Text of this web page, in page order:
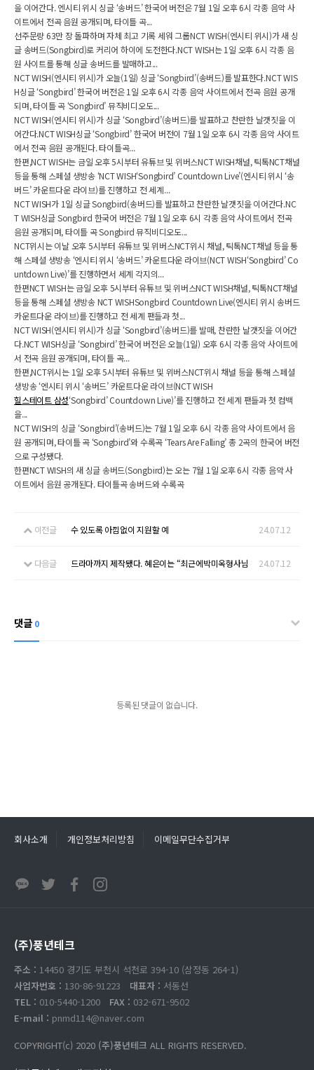
을 이어간다. 엔시티 위시 싱글 ‘송버드’ 한국어 버전은 7월 1일 오후 6시 각종 음악 사
이트에서 전곡 음원 공개되며, 타이틀 곡...
선주문량 63만 장 돌파하며 자체 최고 기록 세워 그룹NCT WISH(엔시티 위시)가 새 싱
글 송버드(Songbird)로 커리어 하이에 도전한다.NCT WISH는 1일 오후 6시 각종 음
원 사이트를 통해 싱글 송버드를 발매하고...
NCT WISH(엔시티 위시)가 오늘(1일) 싱글 ‘Songbird’(송버드)를 발표한다.NCT WIS
H싱글 ‘Songbird’ 한국어 버전은 1일 오후 6시 각종 음악 사이트에서 전곡 음원 공개
되며, 타이틀 곡 ‘Songbird’ 뮤직비디오도...
NCT WISH(엔시티 위시)가 싱글 ‘Songbird’(송버드)를 발표하고 찬란한 날갯짓을 이
어간다.NCT WISH싱글 ‘Songbird’ 한국어 버전이 7월 1일 오후 6시 각종 음악 사이트
에서 전곡 음원 공개된다. 타이틀곡...
한편,NCT WISH는 금일 오후 5시부터 유튜브 및 위버스NCT WISH채널, 틱톡NCT채널
등을 통해 스페셜 생방송 ‘NCT WISH‘Songbird’ Countdown Live’(엔시티 위시 ‘송
버드’ 카운트다운 라이브)를 진행하고 전 세계...
NCT WISH가 1일 싱글 Songbird(송버드)를 발표하고 찬란한 날갯짓을 이어간다.NC
T WISH싱글 Songbird 한국어 버전은 7월 1일 오후 6시 각종 음악 사이트에서 전곡
음원 공개되며, 타이틀 곡 Songbird 뮤직비디오도...
NCT위시는 이날 오후 5시부터 유튜브 및 위버스NCT위시 채널, 틱톡NCT채널 등을 통
해 스페셜 생방송 ‘엔시티 위시 ‘송버드’ 카운트다운 라이브(NCT WISH‘Songbird’ Co
untdown Live)’를 진행하면서 세계 각지의...
한편NCT WISH는 금일 오후 5시부터 유튜브 및 위버스NCT WISH채널, 틱톡NCT채널
등을 통해 스페셜 생방송 NCT WISHSongbird Countdown Live(엔시티 위시 송버드
카운트다운 라이브)를 진행하고 전 세계 팬들과 첫...
NCT WISH(엔시티 위시)가 싱글 ‘Songbird’(송버드)를 발매, 찬란한 날갯짓을 이어간
다.NCT WISH싱글 ‘Songbird’ 한국어 버전은 오늘(1일) 오후 6시 각종 음악 사이트에
서 전곡 음원 공개되며, 타이틀 곡...
한편,NCT위시는 1일 오후 5시부터 유튜브 및 위버스NCT위시 채널 등을 통해 스페셜
생방송 ‘엔시티 위시 ‘송버드’ 카운트다운 라이브(NCT WISH
힐스테이트 삼성‘Songbird’ Countdown Live)’를 진행하고 전 세계 팬들과 첫 컴백
을...
NCT WISH의 싱글 ‘Songbird’(송버드)는 7월 1일 오후 6시 각종 음악 사이트에서 음
원 공개되며, 타이틀 곡 ‘Songbird’와 수록곡 ‘Tears Are Falling’ 총 2곡의 한국어 버전
으로 구성됐다.
한편NCT WISH의 새 싱글 송버드(Songbird)는 오는 7월 1일 오후 6시 각종 음악 사
이트에서 음원 공개된다. 타이틀곡 송버드와 수록곡
이전글 수 있도록 아낌없이 지원할 예 24.07.12
다음글 드라마까지 제작됐다. 혜은이는 “최근에박미옥형사님 24.07.12
댓글 0
등록된 댓글이 없습니다.
회사소개 개인정보처리방침 이메일무단수집거부
(주)풍년테크
주소 : 14450 경기도 부천시 석천로 394-10 (삼정동 264-1)
사업자번호 : 130-86-91223 대표자 : 서동선
TEL : 010-5440-1200 FAX : 032-671-9502
E-mail : pnmd114@naver.com
COPYRIGHT(c) 2020 (주)풍년테크 ALL RIGHTS RESERVED.